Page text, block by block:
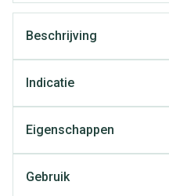
Beschrijving
Indicatie
Eigenschappen
Gebruik